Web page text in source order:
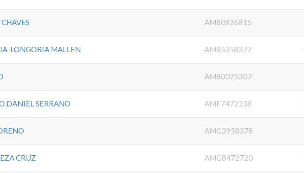
AM80926815
LONGORIA MALLEN AM85358377
AM80075307
DANIEL SERRANO AMF7472138
AMG3958378
CRUZ AMG8472720